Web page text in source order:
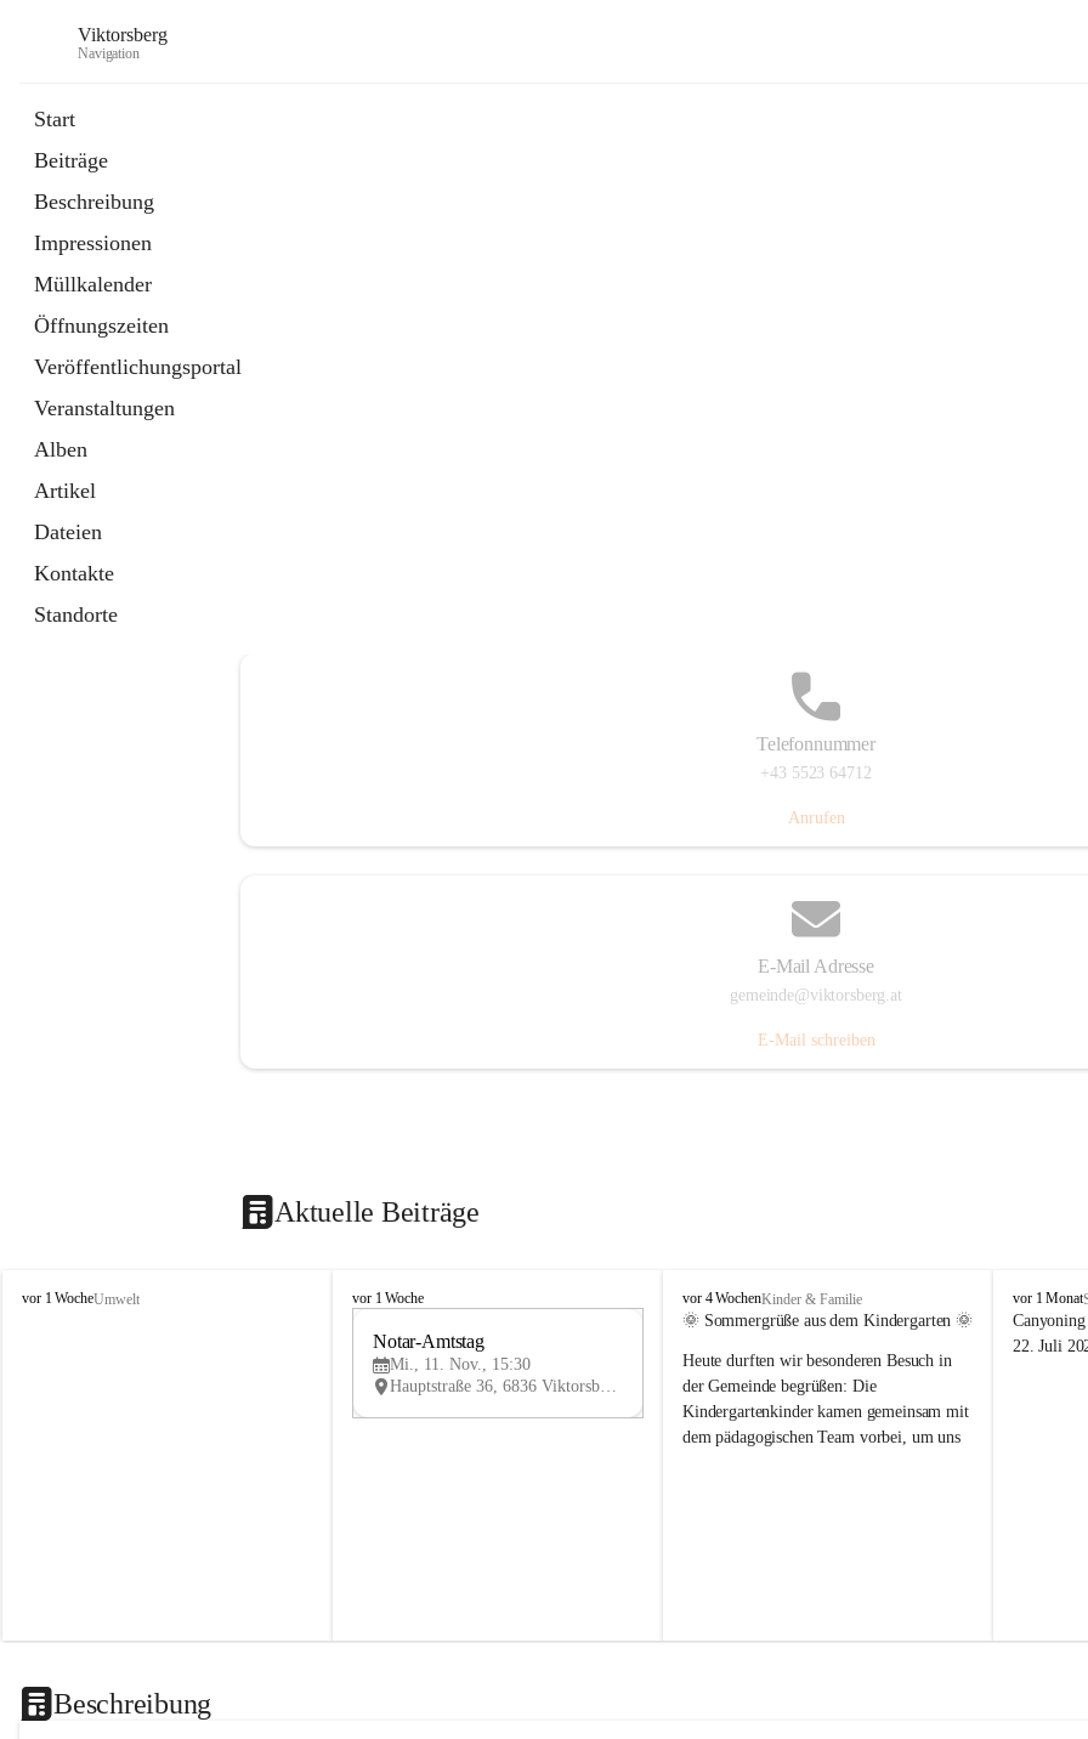
Viktorsberg
Navigation
Start
Beiträge
Beschreibung
Impressionen
Müllkalender
Öffnungszeiten
Veröffentlichungsportal
Veranstaltungen
Alben
Artikel
Dateien
Kontakte
Standorte
Telefonnummer
+43 5523 64712
Anrufen
E-Mail Adresse
gemeinde@viktorsberg.at
E-Mail schreiben
Aktuelle Beiträge
V
vor 1 WocheUmwelt
V
vor 1 Woche
V
Notar-Amtstag
Mi., 11. Nov., 15:30
Hauptstraße 36, 6836 Viktorsberg, AUT
V
i
t
o
r
s
vor 4 WochenKinder & Familie
🌞 Sommergrüße aus dem Kindergarten 🌞
Heute durften wir besonderen Besuch in
der Gemeinde begrüßen: Die
Kindergartenkinder kamen gemeinsam mit
dem pädagogischen Team vorbei, um uns
V
i
k
vor 1 Monat
22. Juli
Beschreibung